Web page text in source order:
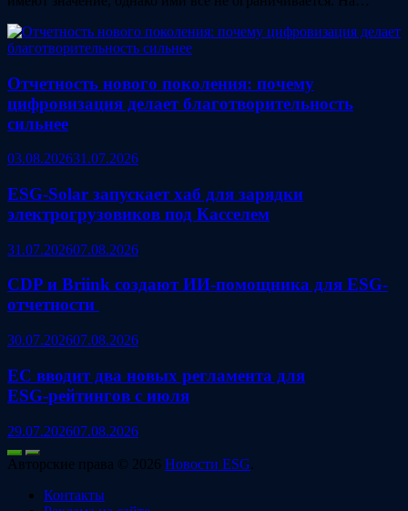
Отчетность нового поколения: почему
цифровизация делает благотворительность
сильнее
03.08.202631.07.2026
ESG‑Solar запускает хаб для зарядки
электрогрузовиков под Касселем
31.07.202607.08.2026
CDP и Briink создают ИИ‑помощника для ESG-
отчетности
30.07.202607.08.2026
ЕС вводит два новых регламента для
ESG‑рейтингов с июля
29.07.202607.08.2026
Авторские права © 2026 Новости ESG.
Контакты